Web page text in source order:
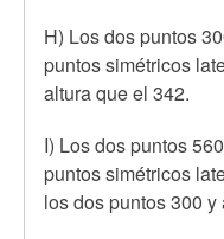
H) Los dos puntos
puntos simétricos
altura que el 342.
I) Los dos puntos
puntos simétricos
los dos puntos 300